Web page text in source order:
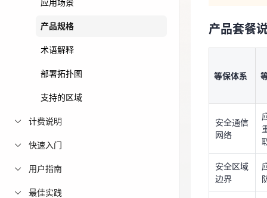
免费活动
免费试用中心
应用场景
产品规格
术语解释
部署拓扑图
支持的区域
计费说明
快速入门
用户指南
最佳实践
等保体
系
网络
边界
产品套餐
等保体系
安全通信
网络
安全区域
边界